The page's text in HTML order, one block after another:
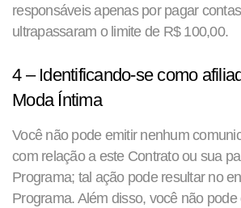
responsáveis ​​apenas por pagar
ultrapassaram o limite de R$ 100,00.
4 – Identificando-se como
Moda Íntima
Você não pode emitir nenhum
com relação a este Contrato ou sua
Programa; tal ação pode resultar no
Programa. Além disso, você não